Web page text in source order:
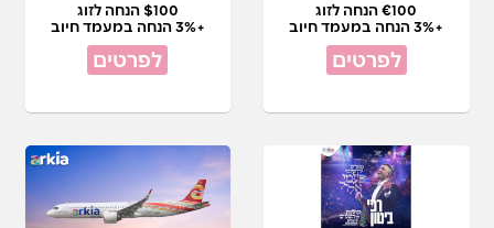
€100 הנחה לזוג
+3% הנחה במעמד חיוב
לפרטים
$100 הנחה לזוג
+3% הנחה במעמד חיוב
לפרטים